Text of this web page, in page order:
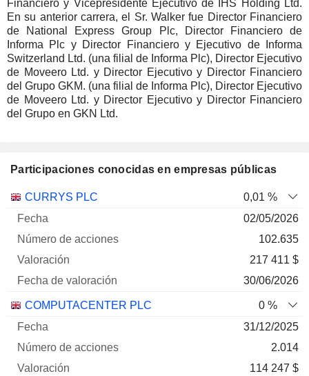
Financiero y Vicepresidente Ejecutivo de IHS Holding Ltd.
En su anterior carrera, el Sr. Walker fue Director Financiero
de National Express Group Plc, Director Financiero de
Informa Plc y Director Financiero y Ejecutivo de Informa
Switzerland Ltd. (una filial de Informa Plc), Director Ejecutivo
de Moveero Ltd. y Director Ejecutivo y Director Financiero
del Grupo GKM. (una filial de Informa Plc), Director Ejecutivo
de Moveero Ltd. y Director Ejecutivo y Director Financiero
del Grupo en GKN Ltd.
Participaciones conocidas en empresas públicas
Empresa
valoración
CURRYS PLC
0,01 %
02/05/2026
102.635
217 411 $
30/06/2026
COMPUTACENTER PLC
0 %
31/12/2025
2.014
114 247 $